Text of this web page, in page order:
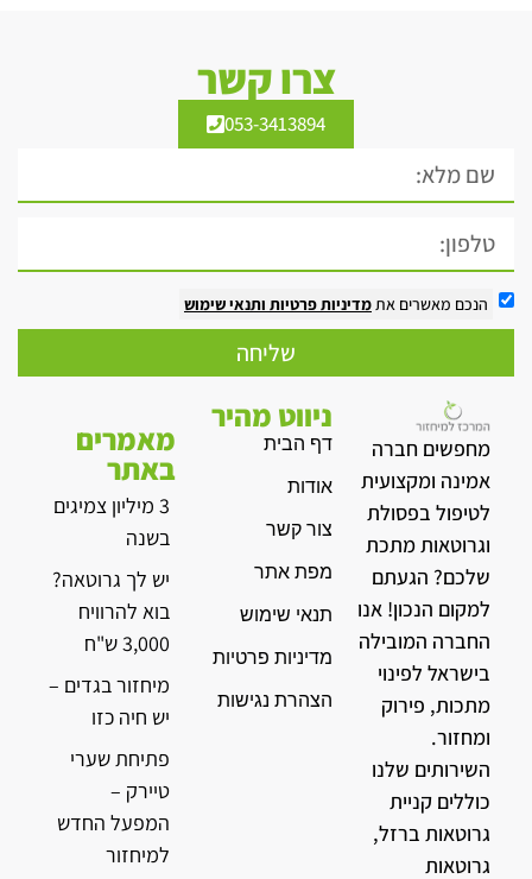
צרו קשר
053-3413894
הנכם מאשרים אתמדיניות פרטיות ותנאי שימוש
שליחה
מחפשים חברה
אמינה ומקצועית
לטיפול בפסולת
וגרוטאות מתכת
שלכם? הגעתם
למקום הנכון! אנו
החברה המובילה
בישראל לפינוי
מתכות, פירוק
ומחזור.
השירותים שלנו
כוללים קניית
גרוטאות ברזל,
גרוטאות
ניווט מהיר
דף הבית
אודות
צור קשר
מפת אתר
תנאי שימוש
מדיניות פרטיות
הצהרת נגישות
מאמרים
באתר
3 מיליון צמיגים
בשנה
יש לך גרוטאה?
בוא להרוויח
3,000 ש"ח
מיחזור בגדים –
יש חיה כזו
פתיחת שערי
טיירק –
המפעל החדש
למיחזור